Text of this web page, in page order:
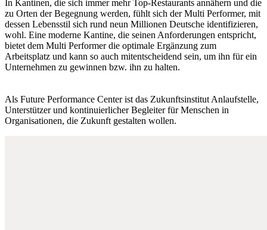
In Kantinen, die sich immer mehr Top-Restaurants annähern und die
zu Orten der Begegnung werden, fühlt sich der Multi Performer, mit
dessen Lebensstil sich rund neun Millionen Deutsche identifizieren,
wohl. Eine moderne Kantine, die seinen Anforderungen entspricht,
bietet dem Multi Performer die optimale Ergänzung zum
Arbeitsplatz und kann so auch mitentscheidend sein, um ihn für ein
Unternehmen zu gewinnen bzw. ihn zu halten.
Als Future Performance Center ist das Zukunftsinstitut Anlaufstelle,
Unterstützer und kontinuierlicher Begleiter für Menschen in
Organisationen, die Zukunft gestalten wollen.